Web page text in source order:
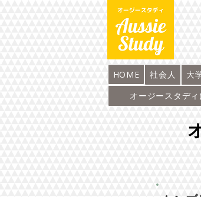
HOME 社会人 大
オージースタディ